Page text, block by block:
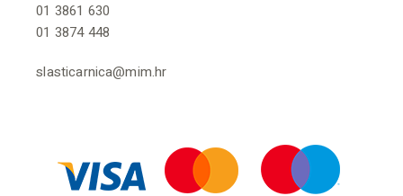
01 3861 630
01 3874 448
slasticarnica@mim.hr